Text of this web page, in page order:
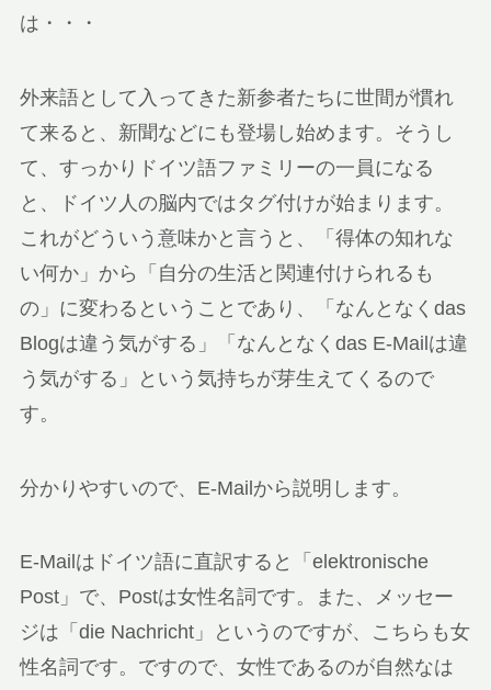
は・・・
外来語として入ってきた新参者たちに世間が慣れ
て来ると、新聞などにも登場し始めます。そうし
て、すっかりドイツ語ファミリーの一員になる
と、ドイツ人の脳内ではタグ付けが始まります。
これがどういう意味かと言うと、「得体の知れな
い何か」から「自分の生活と関連付けられるも
の」に変わるということであり、「なんとなくdas
Blogは違う気がする」「なんとなくdas E-Mailは違
う気がする」という気持ちが芽生えてくるので
す。
分かりやすいので、E-Mailから説明します。
E-Mailはドイツ語に直訳すると「elektronische
Post」で、Postは女性名詞です。また、メッセー
ジは「die Nachricht」というのですが、こちらも女
性名詞です。ですので、女性であるのが自然なは